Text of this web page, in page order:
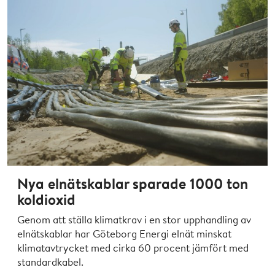
Nya elnätskablar sparade 1000 ton
koldioxid
Genom att ställa klimatkrav i en stor upphandling av
elnätskablar har Göteborg Energi elnät minskat
klimatavtrycket med cirka 60 procent jämfört med
standardkabel.